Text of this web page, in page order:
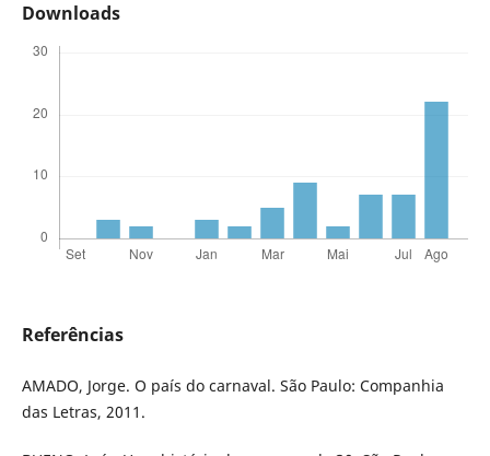
Downloads
Referências
AMADO, Jorge. O país do carnaval. São Paulo: Companhia
das Letras, 2011.